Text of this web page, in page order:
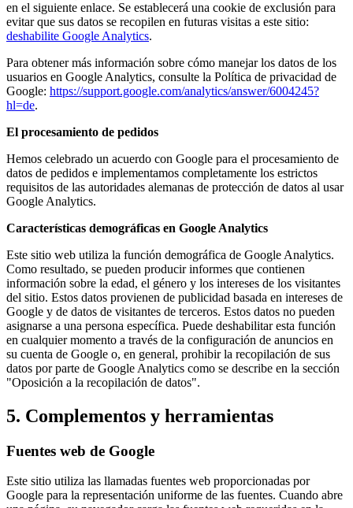
en el siguiente enlace. Se establecerá una cookie de exclusión para
evitar que sus datos se recopilen en futuras visitas a este sitio:
deshabilite Google Analytics.
Para obtener más información sobre cómo manejar los datos de los
usuarios en Google Analytics, consulte la Política de privacidad de
Google: https://support.google.com/analytics/answer/6004245?
hl=de.
El procesamiento de pedidos
Hemos celebrado un acuerdo con Google para el procesamiento de
datos de pedidos e implementamos completamente los estrictos
requisitos de las autoridades alemanas de protección de datos al usar
Google Analytics.
Características demográficas en Google Analytics
Este sitio web utiliza la función demográfica de Google Analytics.
Como resultado, se pueden producir informes que contienen
información sobre la edad, el género y los intereses de los visitantes
del sitio. Estos datos provienen de publicidad basada en intereses de
Google y de datos de visitantes de terceros. Estos datos no pueden
asignarse a una persona específica. Puede deshabilitar esta función
en cualquier momento a través de la configuración de anuncios en
su cuenta de Google o, en general, prohibir la recopilación de sus
datos por parte de Google Analytics como se describe en la sección
"Oposición a la recopilación de datos".
5. Complementos y herramientas
Fuentes web de Google
Este sitio utiliza las llamadas fuentes web proporcionadas por
Google para la representación uniforme de las fuentes. Cuando abre